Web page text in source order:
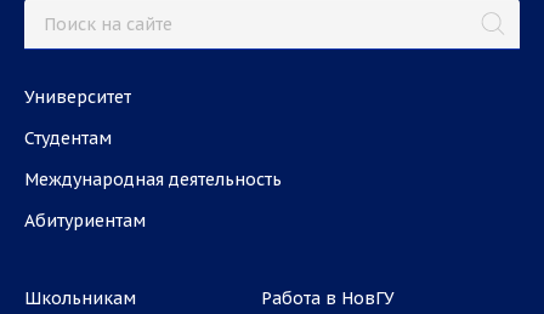
Университет
Студентам
Международная деятельность
Абитуриентам
Школьникам
Работа в НовГУ